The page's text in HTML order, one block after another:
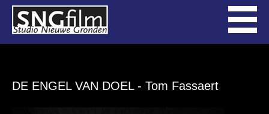
DE ENGEL VAN DOEL - Tom Fassaert